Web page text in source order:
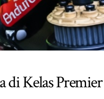
di Kelas Premier